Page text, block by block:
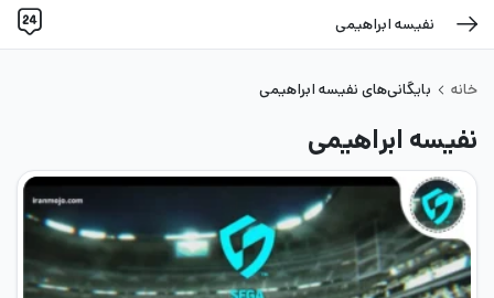
نفیسه ابراهیمی
خانه بایگانی‌های نفیسه ابراهیمی
نفیسه ابراهیمی